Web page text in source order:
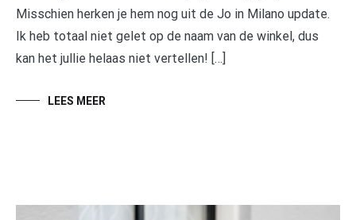
Misschien herken je hem nog uit de Jo in Milano update.
Ik heb totaal niet gelet op de naam van de winkel, dus
kan het jullie helaas niet vertellen! […]
LEES MEER